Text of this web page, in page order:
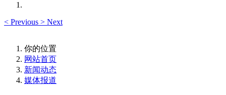
< Previous > Next
你的位置
网站首页
新闻动态
媒体报道